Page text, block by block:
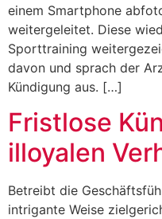
einem Smartphone
weitergeleitet. Diese
Sporttraining
davon und sprach der
Kündigung aus. […]
Fristlose
illoyalen
Betreibt die
intrigante Weise